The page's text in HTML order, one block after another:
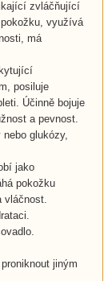
zvláčňující
využívá
má
posiluje
Účinně bojuje
a pevnost.
glukózy,
jako
pokožku
vláčnost.
jiným